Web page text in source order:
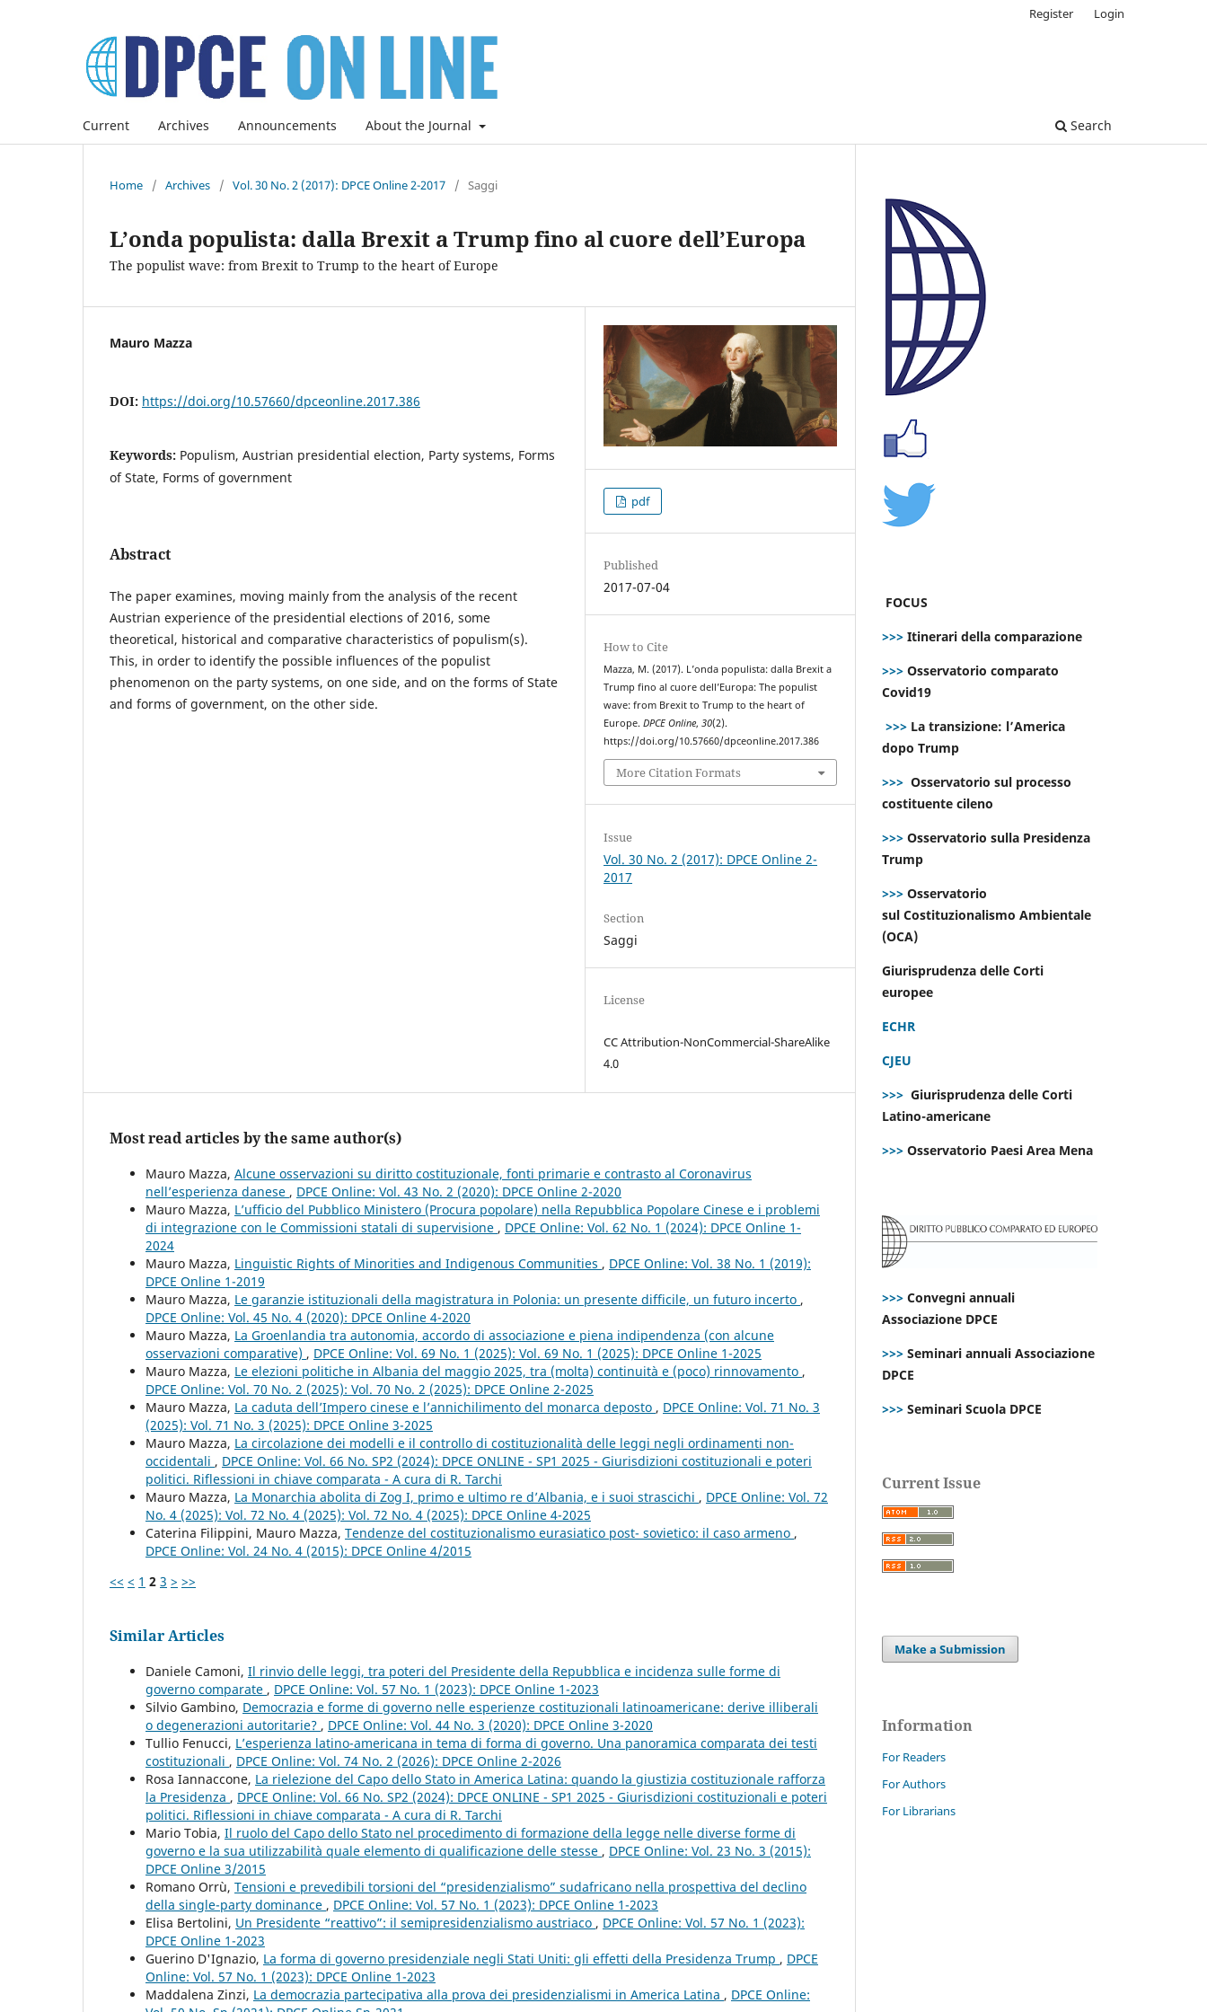
Current Archives Announcements About the Journal Search
Register Login
Home / Archives / Vol. 30 No. 2 (2017): DPCE Online 2-2017 / Saggi
L’onda populista: dalla Brexit a Trump fino al cuore dell’Europa
The populist wave: from Brexit to Trump to the heart of Europe
Mauro Mazza
DOI: https://doi.org/10.57660/dpceonline.2017.386
Keywords: Populism, Austrian presidential election, Party systems, Forms
of State, Forms of government
Abstract
The paper examines, moving mainly from the analysis of the recent
Austrian experience of the presidential elections of 2016, some
theoretical, historical and comparative characteristics of populism(s).
This, in order to identify the possible influences of the populist
phenomenon on the party systems, on one side, and on the forms of State
and forms of government, on the other side.
pdf
Published
2017-07-04
How to Cite
Mazza, M. (2017). L’onda populista: dalla Brexit a
Trump fino al cuore dell’Europa: The populist
wave: from Brexit to Trump to the heart of
Europe.DPCE Online,30(2).
https://doi.org/10.57660/dpceonline.2017.386
More Citation Formats
Issue
Vol. 30 No. 2 (2017): DPCE Online 2-
2017
Section
Saggi
License
CC Attribution-NonCommercial-ShareAlike
4.0
Most read articles by the same author(s)
Mauro Mazza, Alcune osservazioni su diritto costituzionale, fonti primarie e contrasto al Coronavirus
nell’esperienza danese , DPCE Online: Vol. 43 No. 2 (2020): DPCE Online 2-2020
Mauro Mazza, L’ufficio del Pubblico Ministero (Procura popolare) nella Repubblica Popolare Cinese e i problemi
di integrazione con le Commissioni statali di supervisione , DPCE Online: Vol. 62 No. 1 (2024): DPCE Online 1-
2024
Mauro Mazza, Linguistic Rights of Minorities and Indigenous Communities , DPCE Online: Vol. 38 No. 1 (2019):
DPCE Online 1-2019
Mauro Mazza, Le garanzie istituzionali della magistratura in Polonia: un presente difficile, un futuro incerto ,
DPCE Online: Vol. 45 No. 4 (2020): DPCE Online 4-2020
Mauro Mazza, La Groenlandia tra autonomia, accordo di associazione e piena indipendenza (con alcune
osservazioni comparative) , DPCE Online: Vol. 69 No. 1 (2025): Vol. 69 No. 1 (2025): DPCE Online 1-2025
Mauro Mazza, Le elezioni politiche in Albania del maggio 2025, tra (molta) continuità e (poco) rinnovamento ,
DPCE Online: Vol. 70 No. 2 (2025): Vol. 70 No. 2 (2025): DPCE Online 2-2025
Mauro Mazza, La caduta dell’Impero cinese e l’annichilimento del monarca deposto , DPCE Online: Vol. 71 No. 3
(2025): Vol. 71 No. 3 (2025): DPCE Online 3-2025
Mauro Mazza, La circolazione dei modelli e il controllo di costituzionalità delle leggi negli ordinamenti non-
occidentali , DPCE Online: Vol. 66 No. SP2 (2024): DPCE ONLINE - SP1 2025 - Giurisdizioni costituzionali e poteri
politici. Riflessioni in chiave comparata - A cura di R. Tarchi
Mauro Mazza, La Monarchia abolita di Zog I, primo e ultimo re d’Albania, e i suoi strascichi , DPCE Online: Vol. 72
No. 4 (2025): Vol. 72 No. 4 (2025): Vol. 72 No. 4 (2025): DPCE Online 4-2025
Caterina Filippini, Mauro Mazza, Tendenze del costituzionalismo eurasiatico post- sovietico: il caso armeno ,
DPCE Online: Vol. 24 No. 4 (2015): DPCE Online 4/2015
<< < 1 2 3 > >>
Similar Articles
Daniele Camoni, Il rinvio delle leggi, tra poteri del Presidente della Repubblica e incidenza sulle forme di
governo comparate , DPCE Online: Vol. 57 No. 1 (2023): DPCE Online 1-2023
Silvio Gambino, Democrazia e forme di governo nelle esperienze costituzionali latinoamericane: derive illiberali
o degenerazioni autoritarie? , DPCE Online: Vol. 44 No. 3 (2020): DPCE Online 3-2020
Tullio Fenucci, L’esperienza latino-americana in tema di forma di governo. Una panoramica comparata dei testi
costituzionali , DPCE Online: Vol. 74 No. 2 (2026): DPCE Online 2-2026
Rosa Iannaccone, La rielezione del Capo dello Stato in America Latina: quando la giustizia costituzionale rafforza
la Presidenza , DPCE Online: Vol. 66 No. SP2 (2024): DPCE ONLINE - SP1 2025 - Giurisdizioni costituzionali e poteri
politici. Riflessioni in chiave comparata - A cura di R. Tarchi
Mario Tobia, Il ruolo del Capo dello Stato nel procedimento di formazione della legge nelle diverse forme di
governo e la sua utilizzabilità quale elemento di qualificazione delle stesse , DPCE Online: Vol. 23 No. 3 (2015):
DPCE Online 3/2015
Romano Orrù, Tensioni e prevedibili torsioni del “presidenzialismo” sudafricano nella prospettiva del declino
della single-party dominance , DPCE Online: Vol. 57 No. 1 (2023): DPCE Online 1-2023
Elisa Bertolini, Un Presidente “reattivo”: il semipresidenzialismo austriaco , DPCE Online: Vol. 57 No. 1 (2023):
DPCE Online 1-2023
Guerino D'Ignazio, La forma di governo presidenziale negli Stati Uniti: gli effetti della Presidenza Trump , DPCE
Online: Vol. 57 No. 1 (2023): DPCE Online 1-2023
Maddalena Zinzi, La democrazia partecipativa alla prova dei presidenzialismi in America Latina , DPCE Online:
FOCUS
>>> Itinerari della comparazione
>>> Osservatorio comparato
Covid19
>>> La transizione: l’America
dopo Trump
>>> Osservatorio sul processo
costituente cileno
>>> Osservatorio sulla Presidenza
Trump
>>> Osservatorio
sul Costituzionalismo Ambientale
(OCA)
Giurisprudenza delle Corti
europee
ECHR
CJEU
>>> Giurisprudenza delle Corti
Latino-americane
>>> Osservatorio Paesi Area Mena
>>> Convegni annuali
Associazione DPCE
>>> Seminari annuali Associazione
DPCE
>>> Seminari Scuola DPCE
Current Issue
Make a Submission
Information
For Readers
For Authors
For Librarians